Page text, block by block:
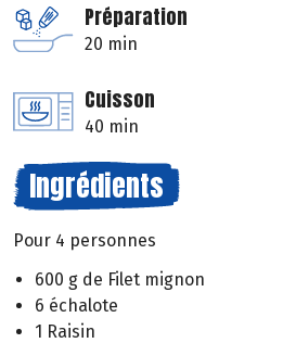
Préparation
20 min
Cuisson
40 min
Ingrédients
Pour 4 personnes
600 g de Filet mignon
6 échalote
1 Raisin